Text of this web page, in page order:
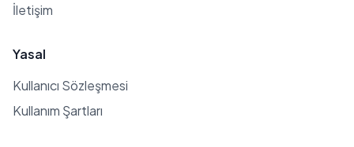
İletişim
Yasal
Kullanıcı Sözleşmesi
Kullanım Şartları